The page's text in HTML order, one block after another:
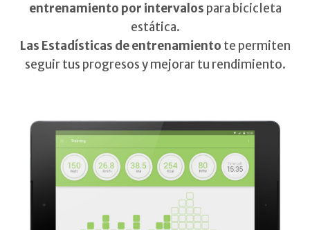
entrenamiento por intervalos para bicicleta
estática.
Las Estadísticas de entrenamiento te permiten
seguir tus progresos y mejorar tu rendimiento.